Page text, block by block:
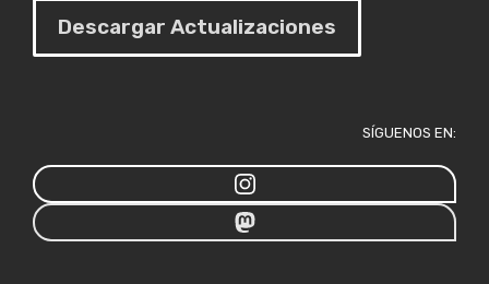
Descargar Actualizaciones
SÍGUENOS EN: